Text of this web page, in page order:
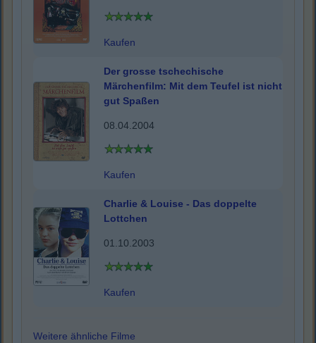
Kaufen
Der grosse tschechische
Märchenfilm: Mit dem Teufel ist nicht
gut Spaßen
08.04.2004
Kaufen
Charlie & Louise - Das doppelte
Lottchen
01.10.2003
Kaufen
Weitere ähnliche Filme